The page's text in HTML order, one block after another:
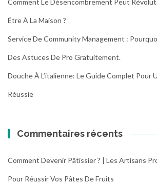
Comment Le Désencombrement Peut
Être À La Maison ?
Service De Community Management :
Des Astuces De Pro Gratuitement.
Douche À L’italienne: Le Guide Complet Pour
Réussie
Commentaires récents
Comment Devenir Pâtissier ? | Les Artisans
Pour Réussir Vos Pâtes De Fruits